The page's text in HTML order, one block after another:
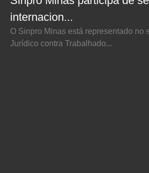
internacion...
O Sinpro Minas está representado no
Jurídico contra Trabalhado...